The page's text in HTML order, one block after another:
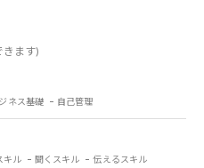
きます)
ネス基礎 自己管理
キル 聞くスキル
伝えるスキル